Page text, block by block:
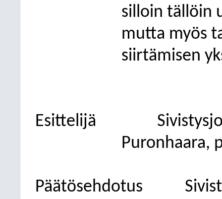
silloin tällöin
mutta myös
siirtämisen
Esittelijä
Puronhaara,
Päätösehdotus